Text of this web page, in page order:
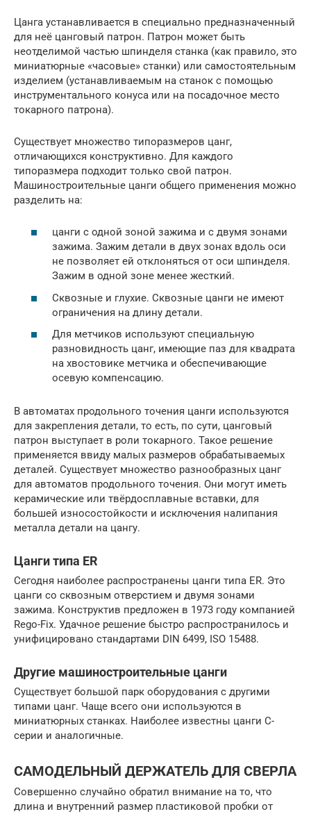
Цанга устанавливается в специально предназначенный
для неё цанговый патрон. Патрон может быть
неотделимой частью шпинделя станка (как правило, это
миниатюрные «часовые» станки) или самостоятельным
изделием (устанавливаемым на станок с помощью
инструментального конуса или на посадочное место
токарного патрона).
Существует множество типоразмеров цанг,
отличающихся конструктивно. Для каждого
типоразмера подходит только свой патрон.
Машиностроительные цанги общего применения можно
разделить на:
цанги с одной зоной зажима и с двумя зонами
зажима. Зажим детали в двух зонах вдоль оси
не позволяет ей отклоняться от оси шпинделя.
Зажим в одной зоне менее жесткий.
Сквозные и глухие. Сквозные цанги не имеют
ограничения на длину детали.
Для метчиков используют специальную
разновидность цанг, имеющие паз для квадрата
на хвостовике метчика и обеспечивающие
осевую компенсацию.
В автоматах продольного точения цанги используются
для закрепления детали, то есть, по сути, цанговый
патрон выступает в роли токарного. Такое решение
применяется ввиду малых размеров обрабатываемых
деталей. Существует множество разнообразных цанг
для автоматов продольного точения. Они могут иметь
керамические или твёрдосплавные вставки, для
большей износостойкости и исключения налипания
металла детали на цангу.
Цанги типа ER
Сегодня наиболее распространены цанги типа ER. Это
цанги со сквозным отверстием и двумя зонами
зажима. Конструктив предложен в 1973 году компанией
Rego-Fix. Удачное решение быстро распространилось и
унифицировано стандартами DIN 6499, ISO 15488.
Другие машиностроительные цанги
Существует большой парк оборудования с другими
типами цанг. Чаще всего они используются в
миниатюрных станках. Наиболее известны цанги C-
серии и аналогичные.
САМОДЕЛЬНЫЙ ДЕРЖАТЕЛЬ ДЛЯ СВЕРЛА
Совершенно случайно обратил внимание на то, что
длина и внутренний размер пластиковой пробки от